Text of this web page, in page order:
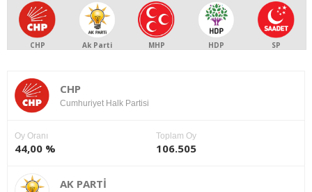
CHP Ak Parti MHP HDP SP
CHP
Cumhuriyet Halk Partisi
Oy Oranı
44,00 %
Toplam Oy
106.505
AK PARTİ